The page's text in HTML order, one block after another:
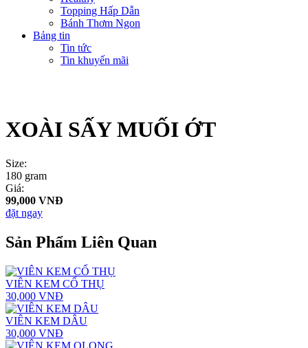
Topping Hấp Dẫn
Bánh Thơm Ngon
Bảng tin
Tin tức
Tin khuyến mãi
XOÀI SẤY MUỐI ỚT
Size:
180 gram
Giá:
99,000 VNĐ
đặt ngay
Sản Phẩm Liên Quan
VIÊN KEM CỔ THỤ
30,000 VNĐ
VIÊN KEM DÂU
30,000 VNĐ